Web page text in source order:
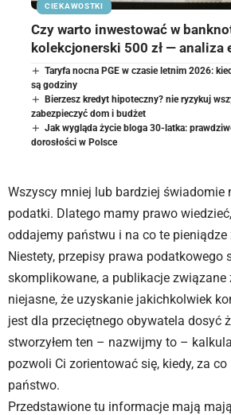
CIEKAWOSTKI
Czy warto inwestować w
kolekcjonerski 500 zł — analiza
Taryfa nocna PGE w czasie letnim 2026:
są godziny
Bierzesz kredyt hipoteczny? nie ryzykuj
zabezpieczyć dom i budżet
Jak wygląda życie bloga 30-latka:
dorosłości w Polsce
Wszyscy mniej lub bardziej świadomie
podatki. Dlatego mamy prawo
oddajemy państwu i na co te
Niestety, przepisy prawa podatkowego
skomplikowane, a publikacje związane
niejasne, że uzyskanie jakichkolwiek
jest dla przeciętnego obywatela dosyć
stworzyłem ten – nazwijmy to –
pozwoli Ci zorientować się, kiedy, za co
państwo.
Przedstawione tu informacje mają